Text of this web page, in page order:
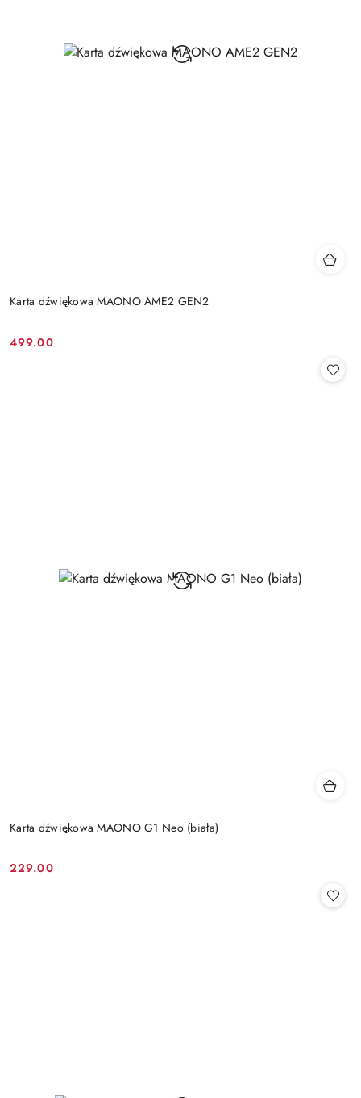
Karta dźwiękowa MAONO AME2 GEN2
Cena:
499.00
Karta dźwiękowa MAONO G1 Neo (biała)
Cena:
229.00